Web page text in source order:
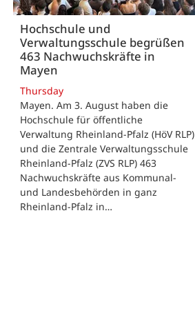
Hochschule und
Verwaltungsschule begrüßen
463 Nachwuchskräfte in
Mayen
Thursday
Mayen. Am 3. August haben die
Hochschule für öffentliche
Verwaltung Rheinland-Pfalz (HöV RLP)
und die Zentrale Verwaltungsschule
Rheinland-Pfalz (ZVS RLP) 463
Nachwuchskräfte aus Kommunal-
und Landesbehörden in ganz
Rheinland-Pfalz in…